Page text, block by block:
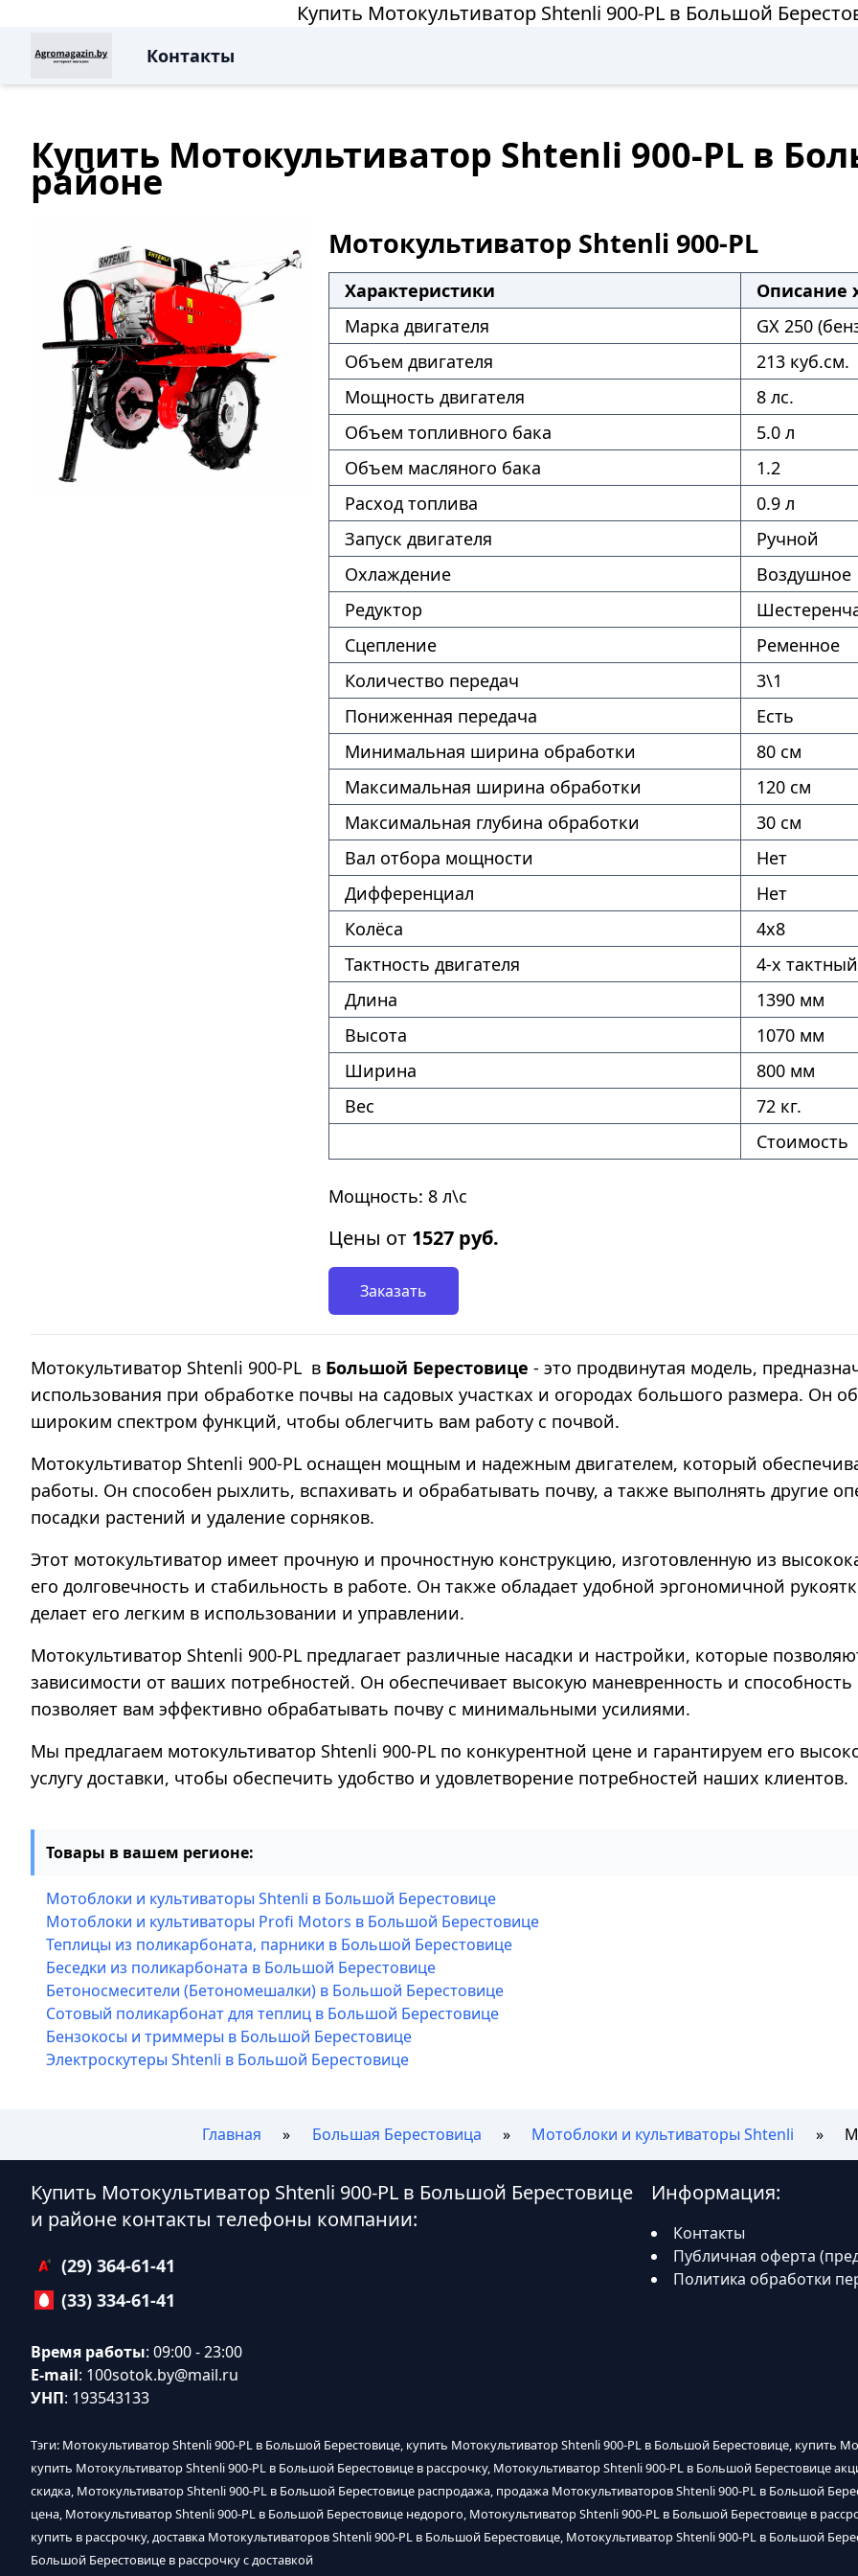
Купить Мотокультиватор Shtenli 900-PL в Большой
Контакты
Купить Мотокультиватор Shtenli 900-PL в
районе
Мотокультиватор Shtenli 900-PL
Характеристики
Описание
Марка двигателя
GX 250
Объем двигателя
213 куб.см.
Мощность двигателя
8 лс.
Объем топливного бака
5.0 л
Объем масляного бака
1.2
Расход топлива
0.9 л
Запуск двигателя
Ручной
Охлаждение
Воздушное
Редуктор
Сцепление
Ременное
Количество передач
3\1
Пониженная передача
Есть
Минимальная ширина обработки
80 см
Максимальная ширина обработки
120 см
Максимальная глубина обработки
30 см
Вал отбора мощности
Нет
Дифференциал
Нет
Колёса
4х8
Тактность двигателя
4-х тактный
Длина
1390 мм
Высота
1070 мм
Ширина
800 мм
Вес
72 кг.
Стоимость
Мощность: 8 л\с
Цены от 1527 руб.
Заказать
Мотокультиватор Shtenli 900-PL в Большой Берестовице - это продвинутая модель,
использования при обработке почвы на садовых участках и огородах большого размера. Он
широким спектром функций, чтобы облегчить вам работу с почвой.
Мотокультиватор Shtenli 900-PL оснащен мощным и надежным двигателем, который
работы. Он способен рыхлить, вспахивать и обрабатывать почву, а также выполнять другие
посадки растений и удаление сорняков.
Этот мотокультиватор имеет прочную и прочностную конструкцию, изготовленную из
его долговечность и стабильность в работе. Он также обладает удобной эргономичной
делает его легким в использовании и управлении.
Мотокультиватор Shtenli 900-PL предлагает различные насадки и настройки, которые
зависимости от ваших потребностей. Он обеспечивает высокую маневренность и
позволяет вам эффективно обрабатывать почву с минимальными усилиями.
Мы предлагаем мотокультиватор Shtenli 900-PL по конкурентной цене и гарантируем его
услугу доставки, чтобы обеспечить удобство и удовлетворение потребностей наших клиентов.
Товары в вашем регионе:
Мотоблоки и культиваторы Shtenli в Большой Берестовице
Мотоблоки и культиваторы Profi Motors в Большой Берестовице
Теплицы из поликарбоната, парники в Большой Берестовице
Беседки из поликарбоната в Большой Берестовице
Бетоносмесители (Бетономешалки) в Большой Берестовице
Сотовый поликарбонат для теплиц в Большой Берестовице
Бензокосы и триммеры в Большой Берестовице
Электроскутеры Shtenli в Большой Берестовице
Главная Большая Берестовица Мотоблоки и культиваторы Shtenli
Купить Мотокультиватор Shtenli 900-PL в Большой Берестовице
и районе контакты телефоны компании:
(29) 364-61-41
(33) 334-61-41
Время работы: 09:00 - 23:00
E-mail: 100sotok.by@mail.ru
УНП: 193543133
Информация:
Контакты
Публичная оферта
Политика обработки
Тэги: Мотокультиватор Shtenli 900-PL в Большой Берестовице, купить Мотокультиватор Shtenli 900-PL в Большой Берестовице, купить
купить Мотокультиватор Shtenli 900-PL в Большой Берестовице в рассрочку, Мотокультиватор Shtenli 900-PL в Большой Берестовице
скидка, Мотокультиватор Shtenli 900-PL в Большой Берестовице распродажа, продажа Мотокультиваторов Shtenli 900-PL в Большой
цена, Мотокультиватор Shtenli 900-PL в Большой Берестовице недорого, Мотокультиватор Shtenli 900-PL в Большой Берестовице в
купить в рассрочку, доставка Мотокультиваторов Shtenli 900-PL в Большой Берестовице, Мотокультиватор Shtenli 900-PL в Большой
Большой Берестовице в рассрочку с доставкой